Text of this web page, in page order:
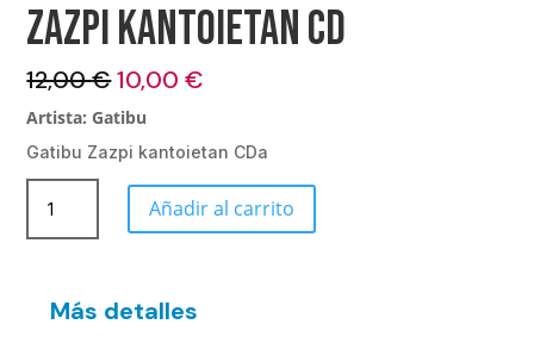
Zazpi kantoietan CD
12,00€El
precio
original
era:
12,00 €.
10,00€
es:
10,00 €.
Artista: Gatibu
Gatibu Zazpi kantoietan CDa
kantoietan
CD
Añadir al carrito
Más detalles